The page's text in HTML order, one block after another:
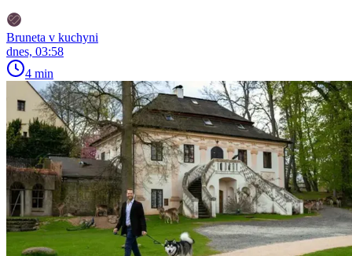
Bruneta v kuchyni
dnes, 03:58
4 min